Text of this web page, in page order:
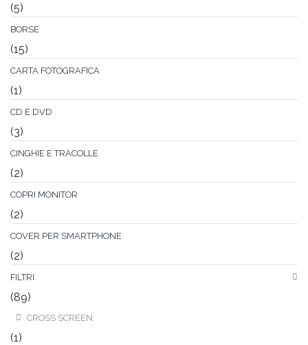
(5)
BORSE
(15)
CARTA FOTOGRAFICA
(1)
CD E DVD
(3)
CINGHIE E TRACOLLE
(2)
COPRI MONITOR
(2)
COVER PER SMARTPHONE
(2)
FILTRI
(89)
CROSS SCREEN
(1)